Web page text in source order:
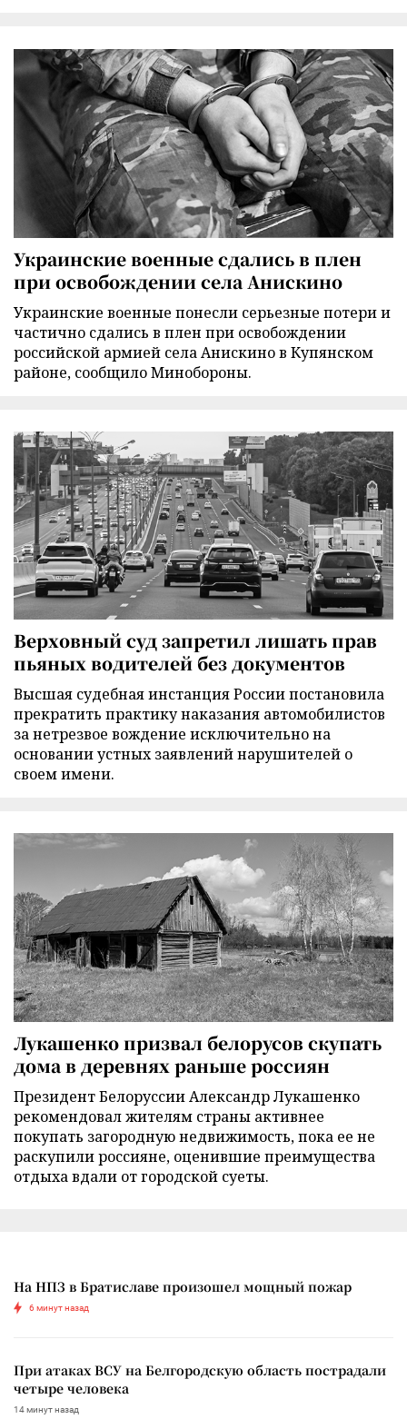
Украинские военные сдались в плен
при освобождении села Анискино
Украинские военные понесли серьезные потери и
частично сдались в плен при освобождении
российской армией села Анискино в Купянском
районе, сообщило Минобороны.
Верховный суд запретил лишать прав
пьяных водителей без документов
Высшая судебная инстанция России постановила
прекратить практику наказания автомобилистов
за нетрезвое вождение исключительно на
основании устных заявлений нарушителей о
своем имени.
Лукашенко призвал белорусов скупать
дома в деревнях раньше россиян
Президент Белоруссии Александр Лукашенко
рекомендовал жителям страны активнее
покупать загородную недвижимость, пока ее не
раскупили россияне, оценившие преимущества
отдыха вдали от городской суеты.
На НПЗ в Братиславе произошел мощный пожар
6 минут назад
При атаках ВСУ на Белгородскую область пострадали
четыре человека
14 минут назад